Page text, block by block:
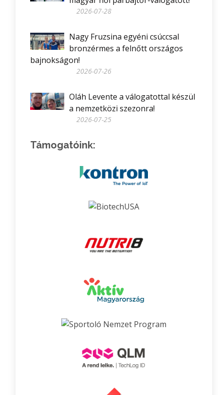
2026-07-28
Nagy Fruzsina egyéni csúccsal
bronzérmes a felnőtt országos
bajnokságon!
2026-07-26
Oláh Levente a válogatottal készül
a nemzetközi szezonra!
2026-07-25
Támogatóink: